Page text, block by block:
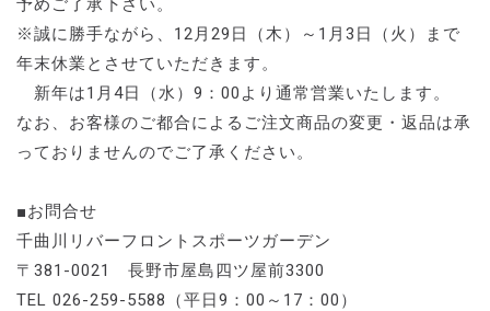
予めご了承下さい。
※誠に勝手ながら、12月29日（木）～1月3日（火）まで
年末休業とさせていただきます。
新年は1月4日（水）9：00より通常営業いたします。
なお、お客様のご都合によるご注文商品の変更・返品は承
っておりませんのでご了承ください。
■お問合せ
千曲川リバーフロントスポーツガーデン
〒381-0021 長野市屋島四ツ屋前3300
TEL 026-259-5588（平日9：00～17：00）